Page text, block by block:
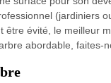
(jardiniers
être évité, le meilleur
abordable, faites-